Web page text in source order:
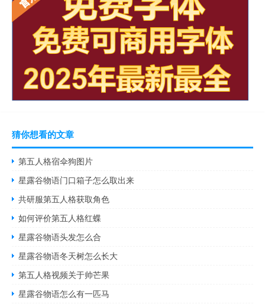
猜你想看的文章
第五人格宿伞狗图片
星露谷物语门口箱子怎么取出来
共研服第五人格获取角色
如何评价第五人格红蝶
星露谷物语头发怎么合
星露谷物语冬天树怎么长大
第五人格视频关于帅芒果
星露谷物语怎么有一匹马